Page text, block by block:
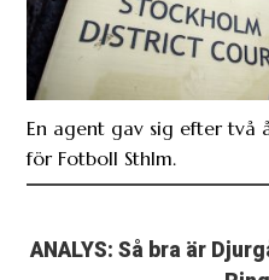
En agent gav sig efter två
för Fotboll Sthlm.
ANALYS: Så bra är